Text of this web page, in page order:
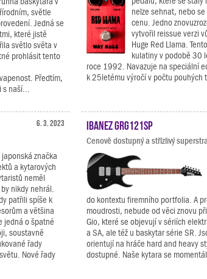
světle
Jedná se
které jistě
světlo světa v
prohlásit tento
Předtím,
naší...
nelze sehnat, nebo
cenu. Jedno
vytvořil reissue verzi
Huge Red Llama.
kulatiny v podobě 30
roce 1992. Navazuje na speciální
k 25letému výročí v počtu pouhých
6. 3. 2023
značka
a kytarových
neměl
nikdy nehrál.
patřili spíše k
a většina
jedná o špatné
soustavně
řady
Nové řady
Ibanez GRG121SP
Cenově dostupný a střízlivý
do kontextu firemního portfolia. A
moudrosti, nebude od věci znovu
Gio, které se objevují v sériích
a SA, ale též u baskytar série SR.
orientují na hráče hard and heavy
dostupné. Naše kytara se